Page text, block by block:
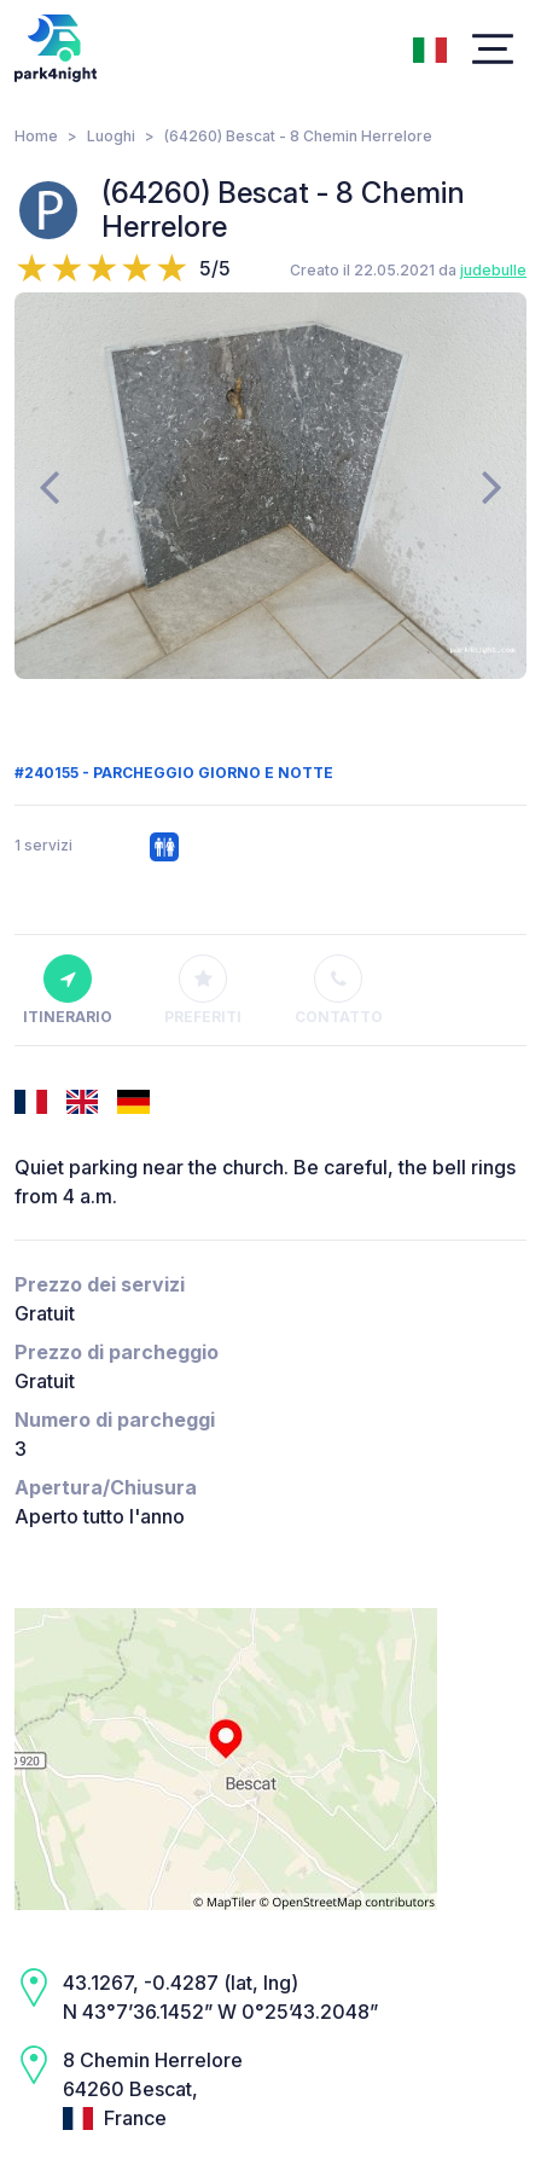
Home Luoghi (64260) Bescat - 8 Chemin Herrelore
(64260) Bescat - 8 Chemin
Herrelore
5/5 Creato il 22.05.2021 da judebulle
#240155 - PARCHEGGIO GIORNO E NOTTE
1 servizi
ITINERARIO PREFERITI CONTATTO
Quiet parking near the church. Be careful, the bell rings
from 4 a.m.
Prezzo dei servizi
Gratuit
Prezzo di parcheggio
Gratuit
Numero di parcheggi
3
Apertura/Chiusura
Aperto tutto l'anno
43.1267, -0.4287 (lat, lng)
N 43°7’36.1452” W 0°25’43.2048”
8 Chemin Herrelore
64260 Bescat,
France